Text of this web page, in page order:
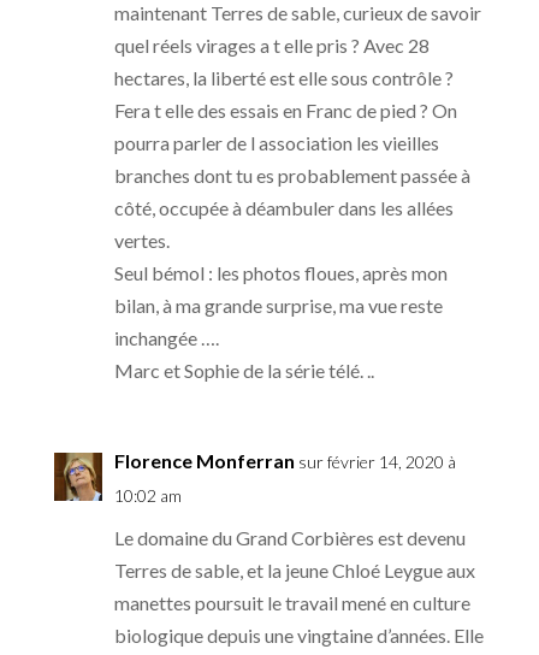
maintenant Terres de sable, curieux de savoir
quel réels virages a t elle pris ? Avec 28
hectares, la liberté est elle sous contrôle ?
Fera t elle des essais en Franc de pied ? On
pourra parler de l association les vieilles
branches dont tu es probablement passée à
côté, occupée à déambuler dans les allées
vertes.
Seul bémol : les photos floues, après mon
bilan, à ma grande surprise, ma vue reste
inchangée ….
Marc et Sophie de la série télé. ..
Florence Monferran sur février 14, 2020 à
10:02 am
Le domaine du Grand Corbières est devenu
Terres de sable, et la jeune Chloé Leygue aux
manettes poursuit le travail mené en culture
biologique depuis une vingtaine d’années. Elle